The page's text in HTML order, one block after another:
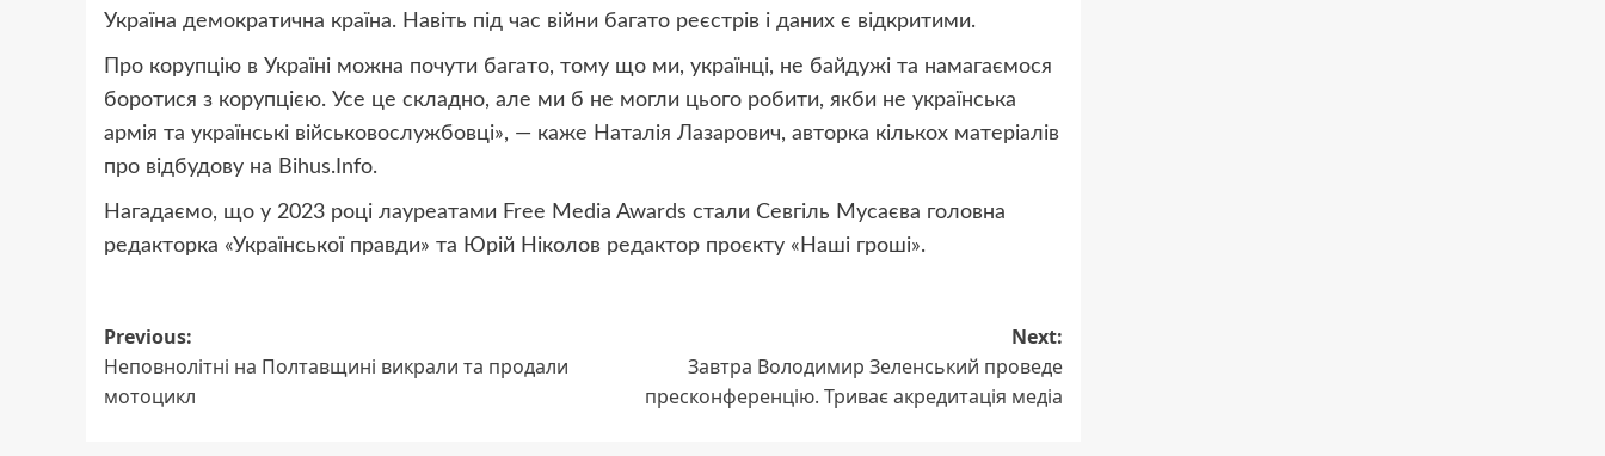
Україна демократична країна. Навіть під час війни багато реєстрів і даних є відкритими.
Про корупцію в Україні можна почути багато, тому що ми, українці, не байдужі та намагаємося
боротися з корупцією. Усе це складно, але ми б не могли цього робити, якби не українська
армія та українські військовослужбовці», — каже Наталія Лазарович, авторка кількох матеріалів
про відбудову на Bihus.Info.
Нагадаємо, що у 2023 році лауреатами Free Media Awards стали Севгіль Мусаєва головна
редакторка «Української правди» та Юрій Ніколов редактор проєкту «Наші гроші».
Post
navigation
Previous:
Неповнолітні на Полтавщині викрали та продали
мотоцикл
Next:
Завтра Володимир Зеленський проведе
пресконференцію. Триває акредитація медіа